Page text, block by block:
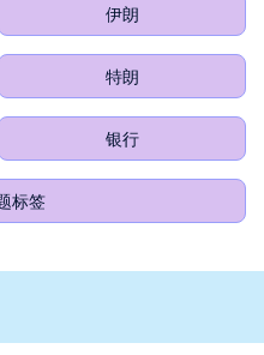
伊朗
特朗
银行
标签